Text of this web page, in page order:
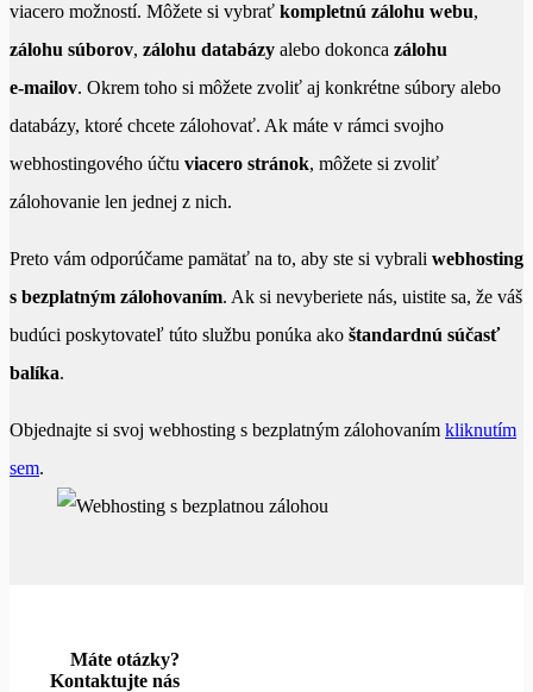
viacero možností. Môžete si vybrať kompletnú zálohu webu,
zálohu súborov, zálohu databázy alebo dokonca zálohu
e‑mailov. Okrem toho si môžete zvoliť aj konkrétne súbory alebo
databázy, ktoré chcete zálohovať. Ak máte v rámci svojho
webhostingového účtu viacero stránok, môžete si zvoliť
zálohovanie len jednej z nich.
Preto vám odporúčame pamätať na to, aby ste si vybrali webhosting
s bezplatným zálohovaním. Ak si nevyberiete nás, uistite sa, že váš
budúci poskytovateľ túto službu ponúka ako štandardnú súčasť
balíka.
Objednajte si svoj webhosting s bezplatným zálohovaním kliknutím
sem.
Máte otázky?
Kontaktujte nás